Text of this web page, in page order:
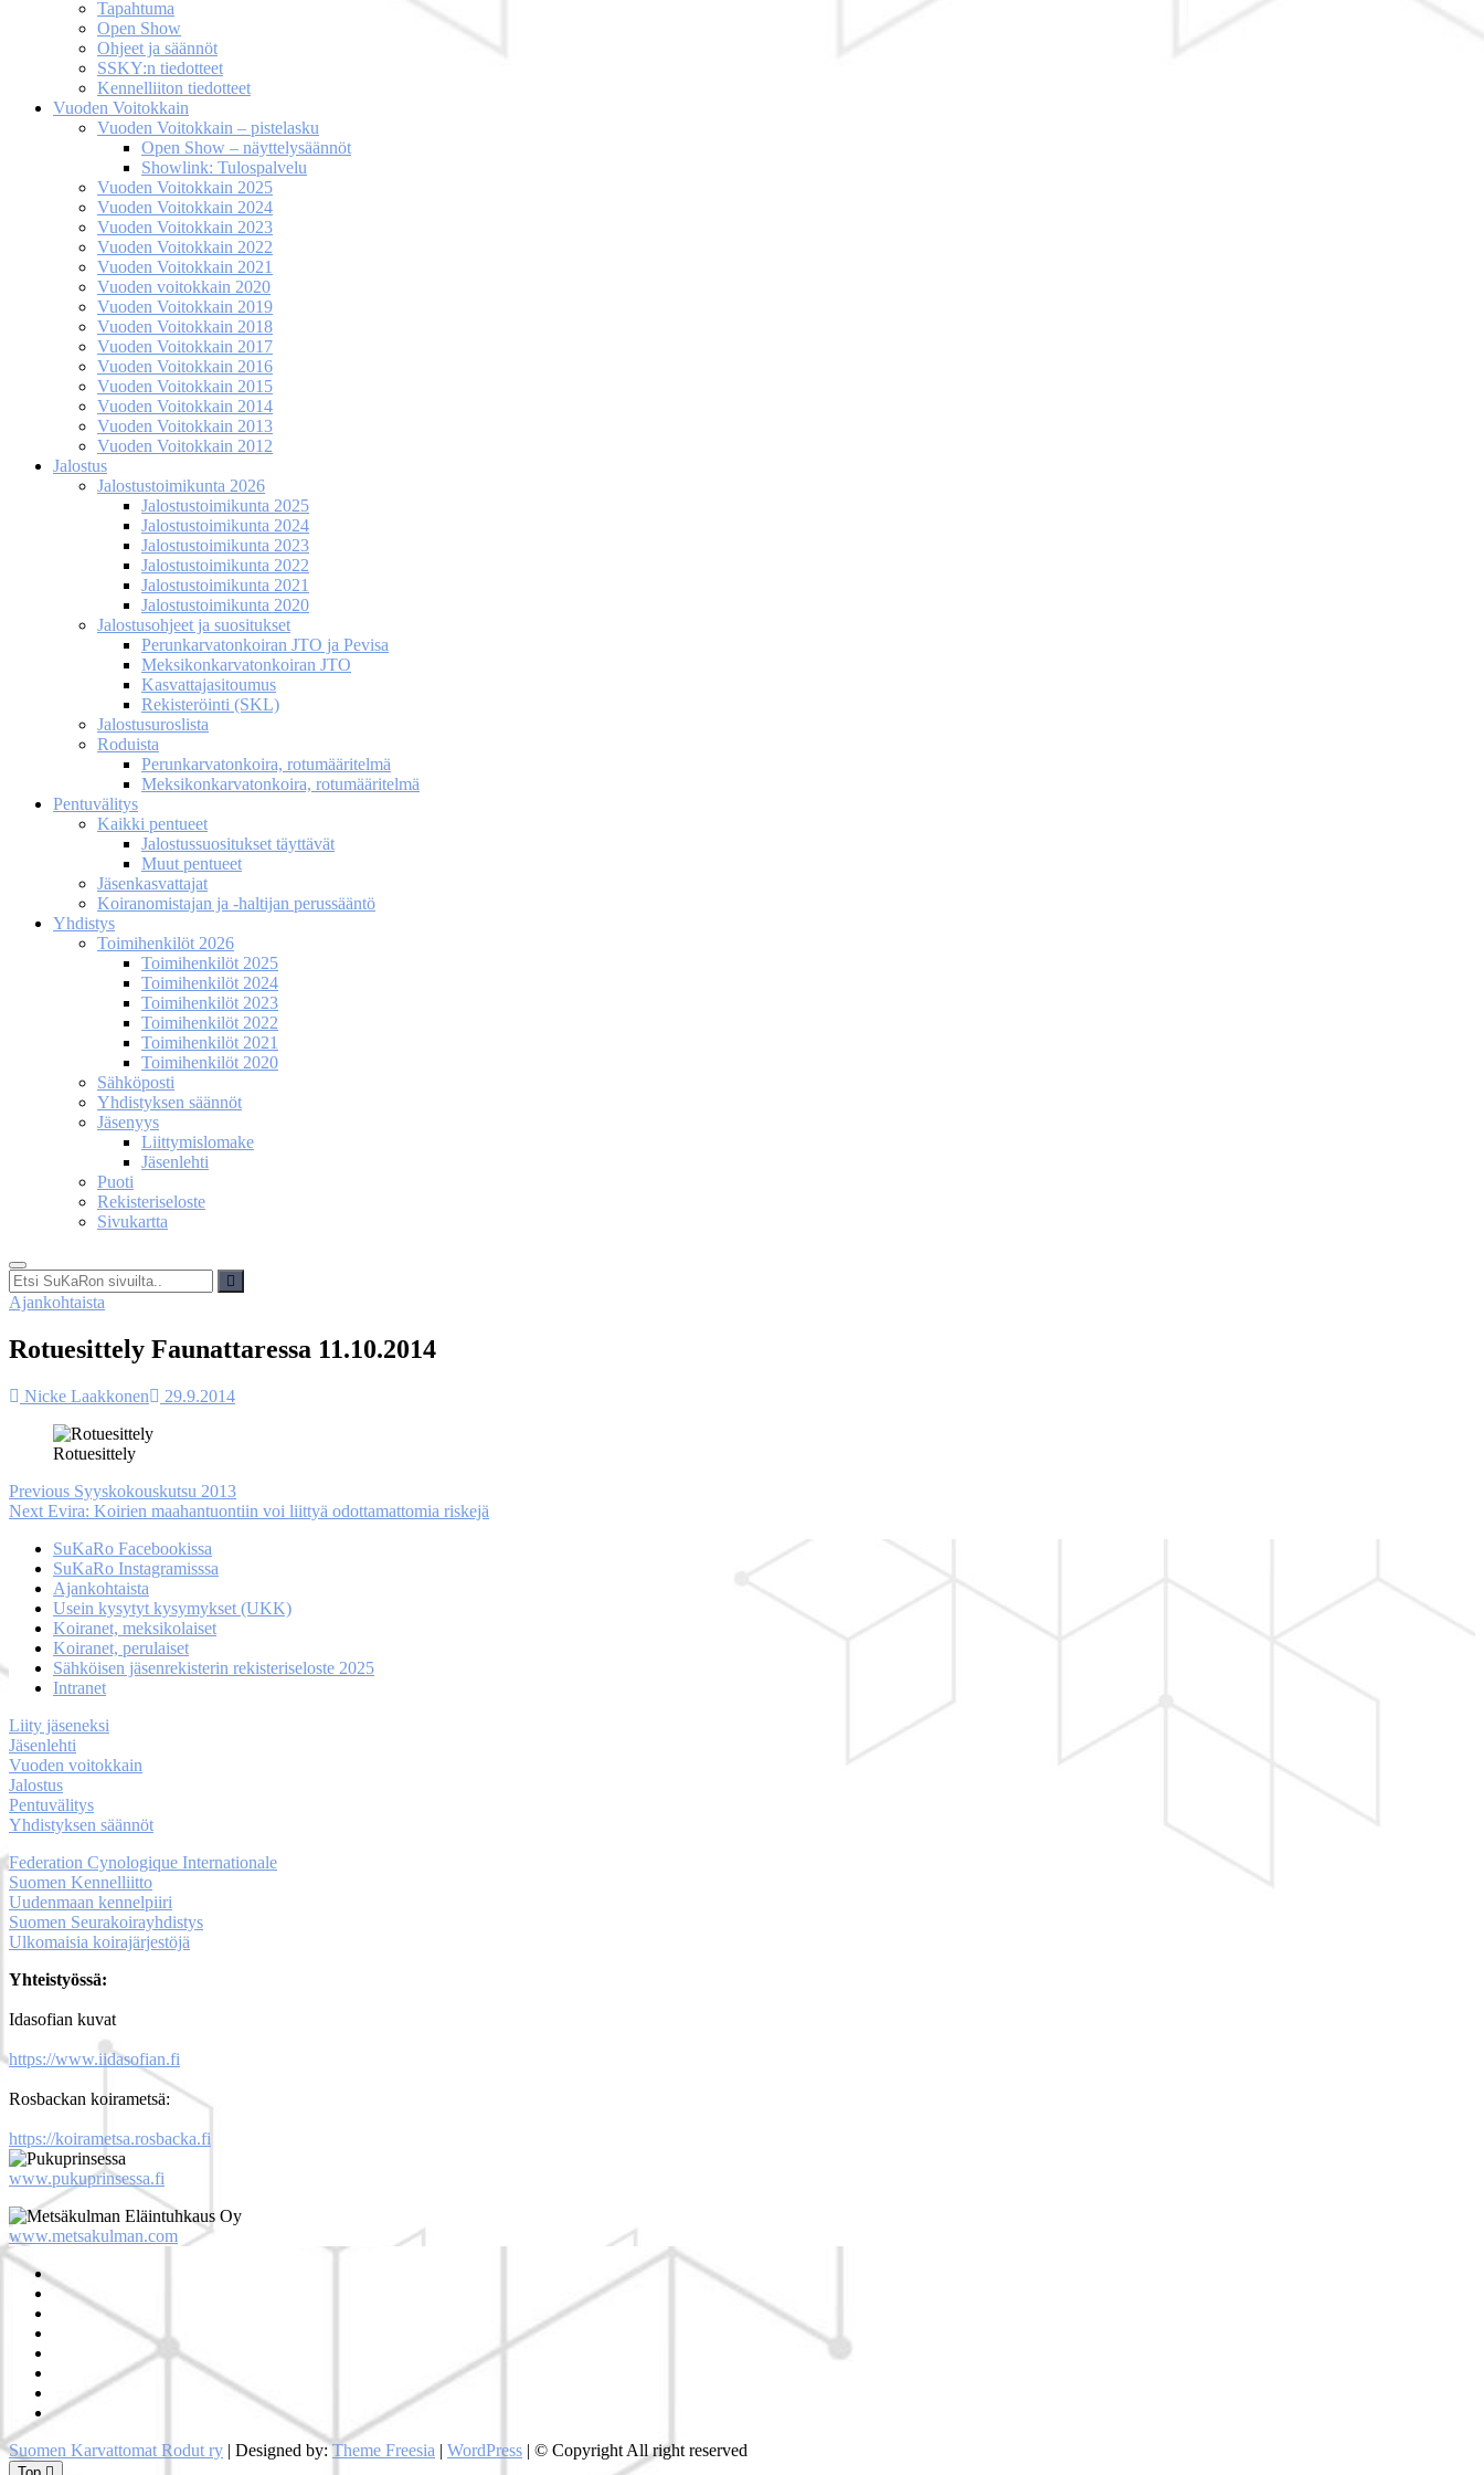
Tapahtuma
Open Show
Ohjeet ja säännöt
SSKY:n tiedotteet
Kennelliiton tiedotteet
Vuoden Voitokkain
Vuoden Voitokkain – pistelasku
Open Show – näyttelysäännöt
Showlink: Tulospalvelu
Vuoden Voitokkain 2025
Vuoden Voitokkain 2024
Vuoden Voitokkain 2023
Vuoden Voitokkain 2022
Vuoden Voitokkain 2021
Vuoden voitokkain 2020
Vuoden Voitokkain 2019
Vuoden Voitokkain 2018
Vuoden Voitokkain 2017
Vuoden Voitokkain 2016
Vuoden Voitokkain 2015
Vuoden Voitokkain 2014
Vuoden Voitokkain 2013
Vuoden Voitokkain 2012
Jalostus
Jalostustoimikunta 2026
Jalostustoimikunta 2025
Jalostustoimikunta 2024
Jalostustoimikunta 2023
Jalostustoimikunta 2022
Jalostustoimikunta 2021
Jalostustoimikunta 2020
Jalostusohjeet ja suositukset
Perunkarvatonkoiran JTO ja Pevisa
Meksikonkarvatonkoiran JTO
Kasvattajasitoumus
Rekisteröinti (SKL)
Jalostusuroslista
Roduista
Perunkarvatonkoira, rotumääritelmä
Meksikonkarvatonkoira, rotumääritelmä
Pentuvälitys
Kaikki pentueet
Jalostussuositukset täyttävät
Muut pentueet
Jäsenkasvattajat
Koiranomistajan ja -haltijan perussääntö
Yhdistys
Toimihenkilöt 2026
Toimihenkilöt 2025
Toimihenkilöt 2024
Toimihenkilöt 2023
Toimihenkilöt 2022
Toimihenkilöt 2021
Toimihenkilöt 2020
Sähköposti
Yhdistyksen säännöt
Jäsenyys
Liittymislomake
Jäsenlehti
Puoti
Rekisteriseloste
Sivukartta
Etsi
SuKaRon
sivuilta..
Ajankohtaista
Rotuesittely Faunattaressa 11.10.2014
Nicke Laakkonen 29.9.2014
Rotuesittely
Artikkelien
selaus
Previous Previous
post:
Syyskokouskutsu 2013
Next Next
Evira: Koirien maahantuontiin voi liittyä odottamattomia riskejä
SuKaRo Facebookissa
SuKaRo Instagramisssa
Ajankohtaista
Usein kysytyt kysymykset (UKK)
Koiranet, meksikolaiset
Koiranet, perulaiset
Sähköisen jäsenrekisterin rekisteriseloste 2025
Intranet
Liity jäseneksi
Jäsenlehti
Vuoden voitokkain
Jalostus
Pentuvälitys
Yhdistyksen säännöt
Federation Cynologique Internationale
Suomen Kennelliitto
Uudenmaan kennelpiiri
Suomen Seurakoirayhdistys
Ulkomaisia koirajärjestöjä
Yhteistyössä:
Idasofian kuvat
https://www.iidasofian.fi
Rosbackan koirametsä:
https://koirametsa.rosbacka.fi
www.pukuprinsessa.fi
www.metsakulman.com
Facebookissa
SuKaRo
Instagramisssa
Ajankohtaista
kysymykset
(UKK)
meksikolaiset
Koiranet,
perulaiset
Sähköisen
jäsenrekisterin
2025
Intranet
Suomen Karvattomat Rodut ry | Designed by:Theme Freesia | WordPress | © Copyright All right reserved